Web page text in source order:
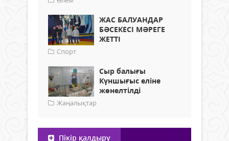
ЖАС БАЛУАНДАР
БӘСЕКЕСІ МӘРЕГЕ
ЖЕТТІ
Спорт
Сыр балығы
Күншығыс еліне
жөнелтілді
Жаңалықтар
Пікір қалдыру